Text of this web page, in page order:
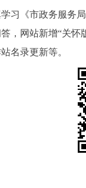
《市政务服务
，网站新增“关
名录更新等。